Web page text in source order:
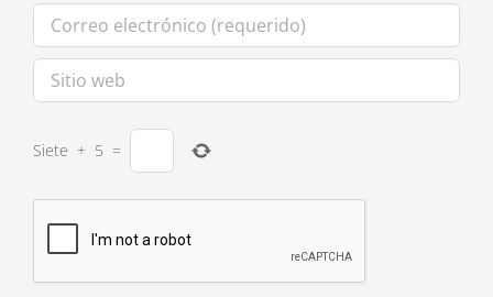
Siete + 5 =